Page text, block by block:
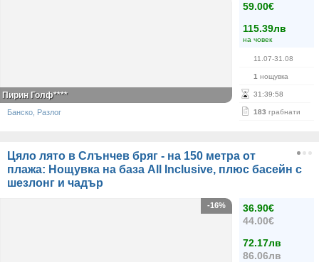
59.00€
115.39лв
на човек
11.07-31.08
1 нощувка
31 :39:58
183 грабнати
Пирин Голф****
Банско, Разлог
Цяло лято в Слънчев бряг - на 150 метра от
плажа: Нощувка на база All Inclusive, плюс басейн с
шезлонг и чадър
36.90€
44.00€
72.17лв
86.06лв
-16%